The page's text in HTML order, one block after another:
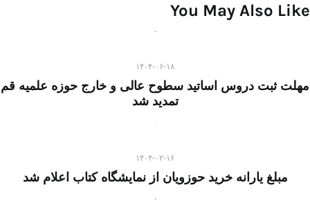
You May Also Like
۱۴۰۴-۰۶-۱۸
مهلت ثبت دروس اساتید سطوح عالی و خارج حوزه علمیه قم
تمدید شد
۱۴۰۴-۰۲-۱۶
مبلغ یارانه خرید حوزویان از نمایشگاه کتاب اعلام شد